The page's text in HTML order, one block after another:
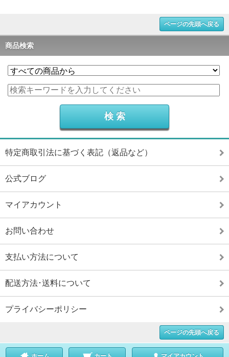
ページの先頭へ戻る
商品検索
特定商取引法に基づく表記（返品など）
公式ブログ
マイアカウント
お問い合わせ
支払い方法について
配送方法･送料について
プライバシーポリシー
ページの先頭へ戻る